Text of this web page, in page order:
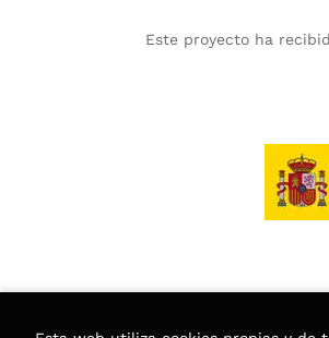
Este proyecto ha